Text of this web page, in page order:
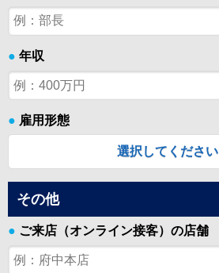
● 年収
● 雇用形態
選択してください
その他
● ご来店（オンライン接客）の店舗